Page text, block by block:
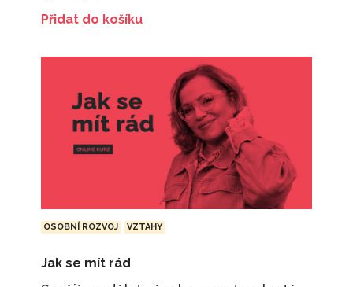
Přidat do košíku
OSOBNÍ ROZVOJ VZTAHY
Jak se mít rád